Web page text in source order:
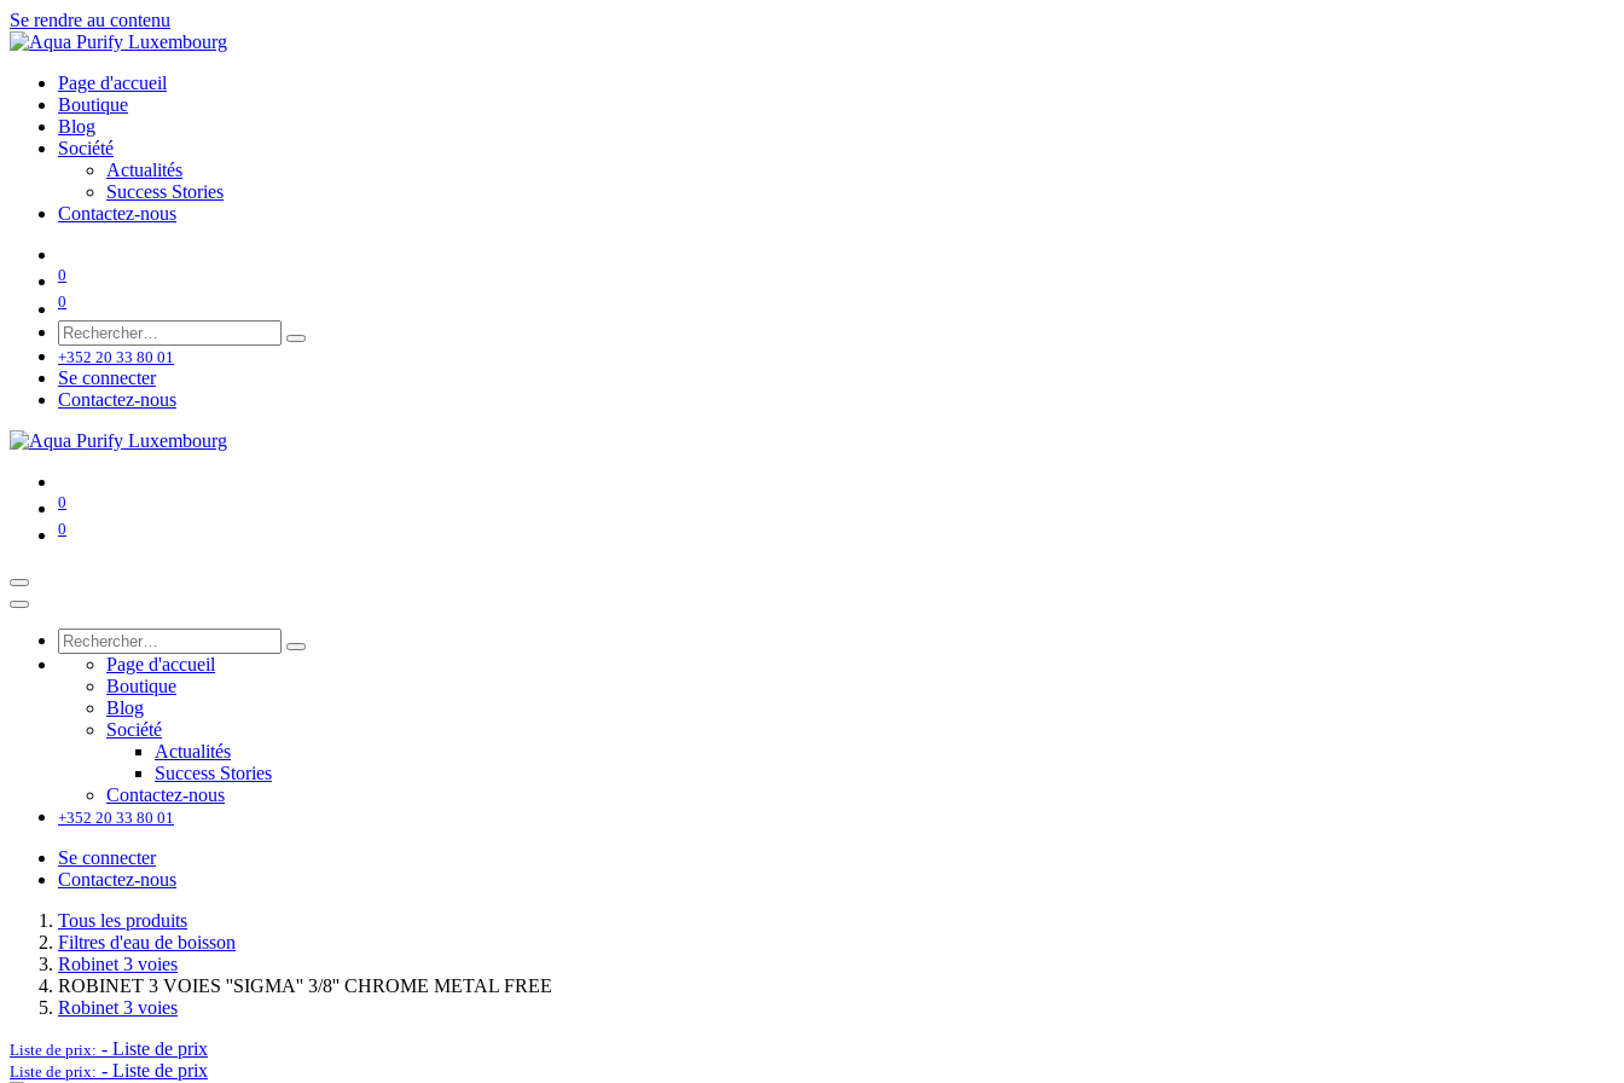
Se rendre au contenu
Page d'accueil
Boutique
Blog
Société
Actualités
Success Stories
Contactez-nous
0
0
+352 20 33 80 01
Se connecter
Contactez-nous
0
0
Page d'accueil
Boutique
Blog
Société
Actualités
Success Stories
Contactez-nous
+352 20 33 80 01
Se connecter
Contactez-nous
Tous les produits
Filtres d'eau de boisson
Robinet 3 voies
ROBINET 3 VOIES ''SIGMA'' 3/8'' CHROME METAL FREE
Robinet 3 voies
Liste de prix: - Liste de prix
Liste de prix: - Liste de prix